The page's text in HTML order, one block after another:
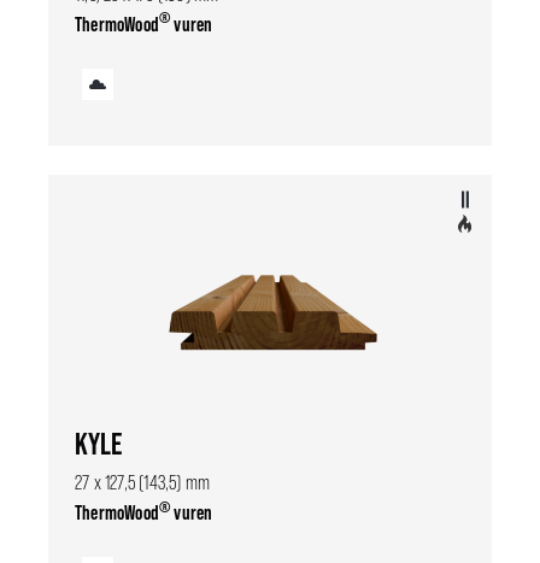
ThermoWood®vuren
KYLE
27 x 127,5 (143,5) mm
ThermoWood®vuren